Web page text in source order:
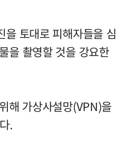
을 토대로 피해자들을 심
을 촬영할 것을 강요한
해 가상사설망(VPN)을
.